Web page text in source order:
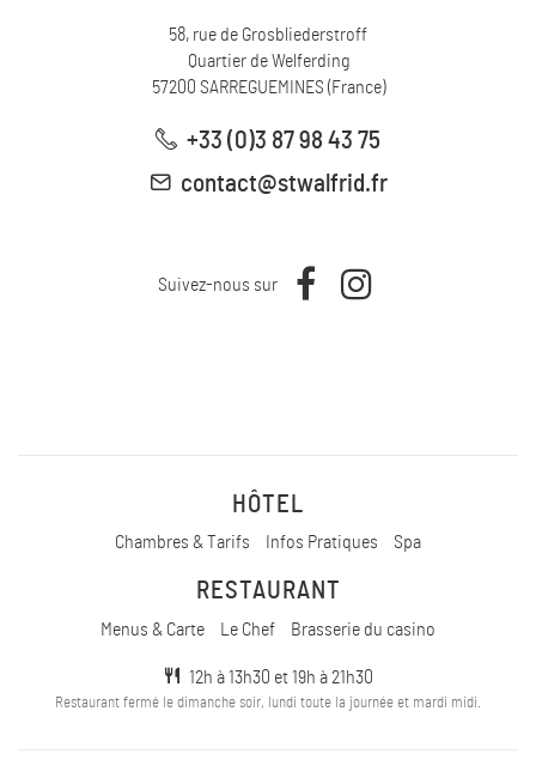
58, rue de Grosbliederstroff
Quartier de Welferding
57200 SARREGUEMINES (France)
+33 (0)3 87 98 43 75
contact@stwalfrid.fr
Suivez-nous sur
HÔTEL
Chambres & Tarifs Infos Pratiques Spa
RESTAURANT
Menus & Carte Le Chef Brasserie du casino
12h à 13h30 et 19h à 21h30
Restaurant fermé le dimanche soir, lundi toute la journée et mardi midi.